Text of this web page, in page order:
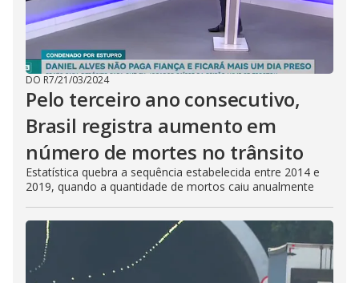
DO R7/21/03/2024
Pelo terceiro ano consecutivo,
Brasil registra aumento em
número de mortes no trânsito
Estatística quebra a sequência estabelecida entre 2014 e
2019, quando a quantidade de mortos caiu anualmente